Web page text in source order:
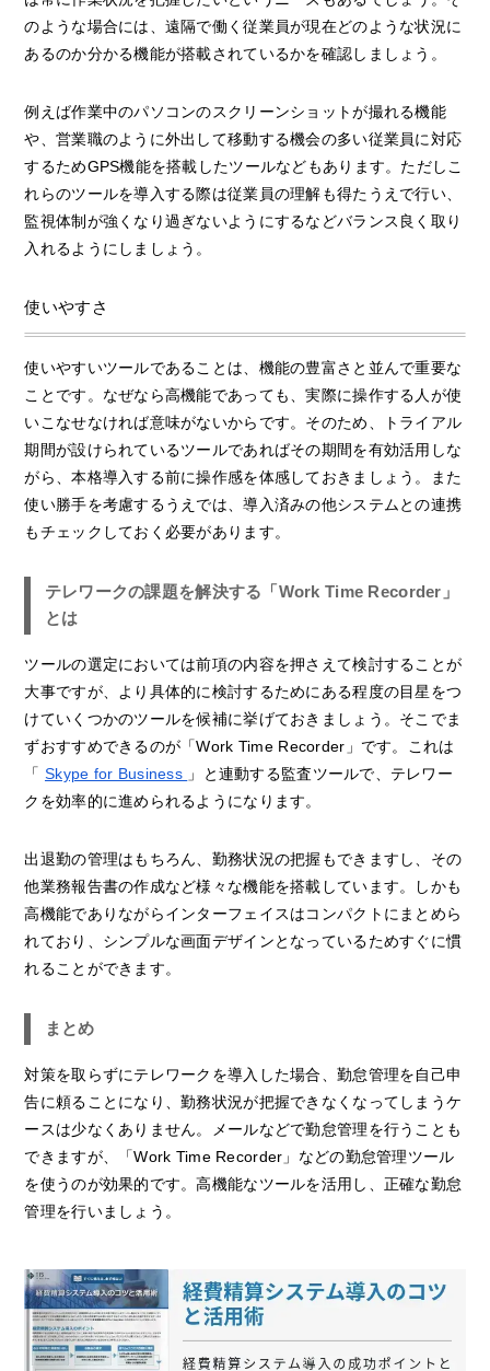
のような場合には、遠隔で働く従業員が現在どのような状況に
あるのか分かる機能が搭載されているかを確認しましょう。
例えば作業中のパソコンのスクリーンショットが撮れる機能
や、営業職のように外出して移動する機会の多い従業員に対応
するためGPS機能を搭載したツールなどもあります。ただしこ
れらのツールを導入する際は従業員の理解も得たうえで行い、
監視体制が強くなり過ぎないようにするなどバランス良く取り
入れるようにしましょう。
使いやすさ
使いやすいツールであることは、機能の豊富さと並んで重要な
ことです。なぜなら高機能であっても、実際に操作する人が使
いこなせなければ意味がないからです。そのため、トライアル
期間が設けられているツールであればその期間を有効活用しな
がら、本格導入する前に操作感を体感しておきましょう。また
使い勝手を考慮するうえでは、導入済みの他システムとの連携
もチェックしておく必要があります。
テレワークの課題を解決する「Work Time Recorder」
とは
ツールの選定においては前項の内容を押さえて検討することが
大事ですが、より具体的に検討するためにある程度の目星をつ
けていくつかのツールを候補に挙げておきましょう。そこでま
ずおすすめできるのが「Work Time Recorder」です。これは
「 Skype for Business 」と連動する監査ツールで、テレワー
クを効率的に進められるようになります。
出退勤の管理はもちろん、勤務状況の把握もできますし、その
他業務報告書の作成など様々な機能を搭載しています。しかも
高機能でありながらインターフェイスはコンパクトにまとめら
れており、シンプルな画面デザインとなっているためすぐに慣
れることができます。
まとめ
対策を取らずにテレワークを導入した場合、勤怠管理を自己申
告に頼ることになり、勤務状況が把握できなくなってしまうケ
ースは少なくありません。メールなどで勤怠管理を行うことも
できますが、「Work Time Recorder」などの勤怠管理ツール
を使うのが効果的です。高機能なツールを活用し、正確な勤怠
管理を行いましょう。